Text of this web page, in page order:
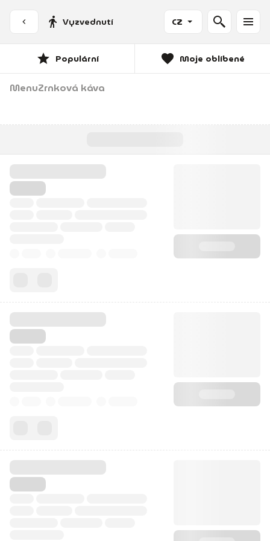
Vyzvednutí CZ
Populární Moje oblíbené
MenuZrnková káva